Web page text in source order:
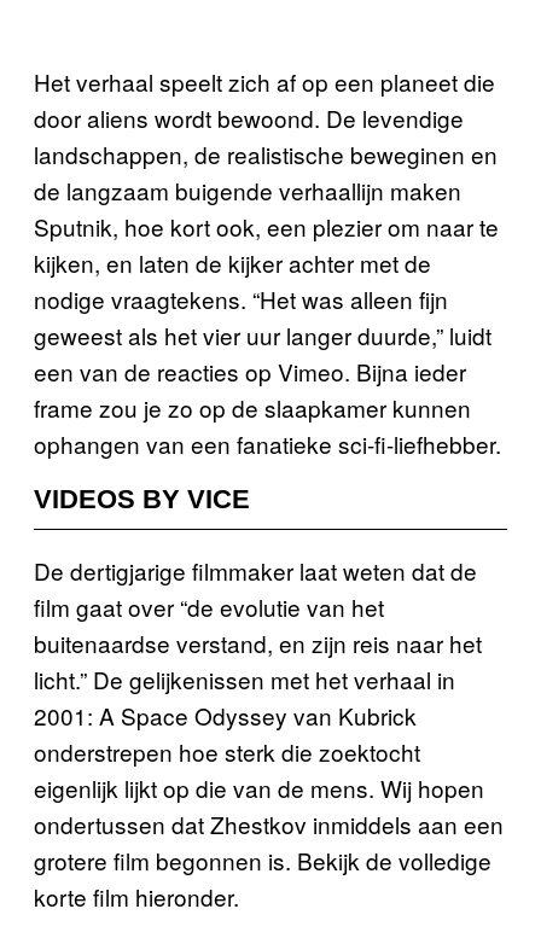
Het verhaal speelt zich af op een planeet die
door aliens wordt bewoond. De levendige
landschappen, de realistische beweginen en
de langzaam buigende verhaallijn maken
Sputnik, hoe kort ook, een plezier om naar te
kijken, en laten de kijker achter met de
nodige vraagtekens. “Het was alleen fijn
geweest als het vier uur langer duurde,” luidt
een van de reacties op Vimeo. Bijna ieder
frame zou je zo op de slaapkamer kunnen
ophangen van een fanatieke sci-fi-liefhebber.
VIDEOS BY VICE
De dertigjarige filmmaker laat weten dat de
film gaat over “de evolutie van het
buitenaardse verstand, en zijn reis naar het
licht.” De gelijkenissen met het verhaal in
2001: A Space Odyssey van Kubrick
onderstrepen hoe sterk die zoektocht
eigenlijk lijkt op die van de mens. Wij hopen
ondertussen dat Zhestkov inmiddels aan een
grotere film begonnen is. Bekijk de volledige
korte film hieronder.